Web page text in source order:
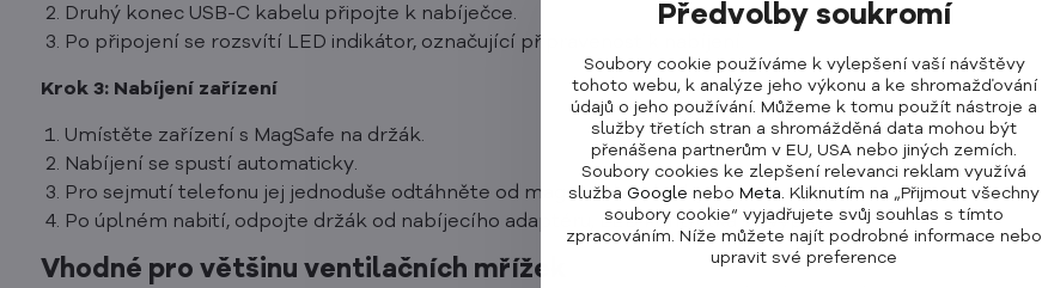
Druhý konec USB-C kabelu připojte k nabíječce.
Po připojení se rozsvítí LED indikátor, označující připravenost k nabíjení.
Krok 3: Nabíjení zařízení
Umístěte zařízení s MagSafe na držák.
Nabíjení se spustí automaticky.
Pro sejmutí telefonu jej jednoduše odtáhněte od magnetické plochy.
Po úplném nabití, odpojte držák od nabíjecího adaptéru, LED kontrolka se vypne.
Vhodné pro většinu ventilačních mřížek
Předvolby soukromí
Soubory cookie používáme k vylepšení vaší návštěvy
tohoto webu, k analýze jeho výkonu a ke shromažďování
údajů o jeho používání. Můžeme k tomu použít nástroje a
služby třetích stran a shromážděná data mohou být
přenášena partnerům v EU, USA nebo jiných zemích.
Soubory cookies ke zlepšení relevanci reklam využívá
služba Google nebo Meta. Kliknutím na „Přijmout všechny
soubory cookie“ vyjadřujete svůj souhlas s tímto
zpracováním. Níže můžete najít podrobné informace nebo
upravit své preference